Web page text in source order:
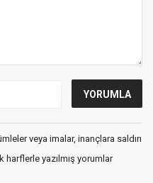
veya imalar, inançlara saldırı
harflerle yazılmış yorumlar